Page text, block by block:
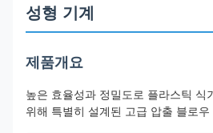
성형 기계
제품개요
높은 효율성과 정밀도로 플라스틱 식
위해 특별히 설계된 고급 압출 블로우